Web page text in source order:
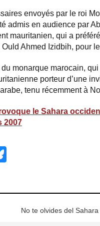
envoyés par le roi
admis en audience par
mauritanien, qui a
Ahmed Izidbih, pour
monarque marocain,
porteur d’une
tenu récemment à
le Sahara
2007
No te olvides del